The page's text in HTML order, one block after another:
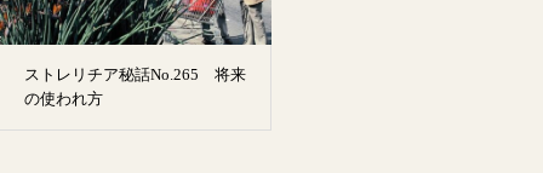
ストレリチア秘話No.265 将来
の使われ方